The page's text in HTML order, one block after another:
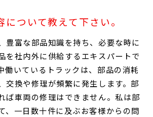
について教えて下さい。
豊富な部品知識を持ち、必要な時に
を社内外に供給するエキスパートで
働いているトラックは、部品の消耗
交換や修理が頻繁に発生します。部
ば車両の修理はできません。私は部
、一日数十件に及ぶお客様からの問